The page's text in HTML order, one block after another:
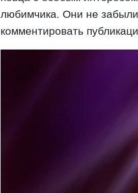
любимчика. Они не
комментировать